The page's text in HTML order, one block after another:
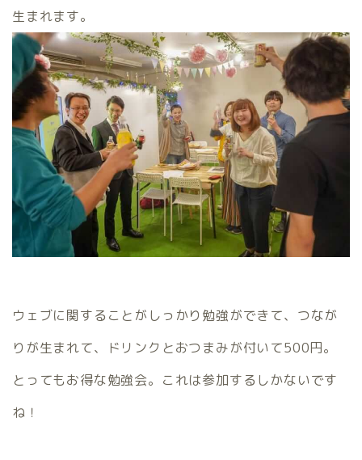
生まれます。
ウェブに関することがしっかり勉強ができて、つなが
りが生まれて、ドリンクとおつまみが付いて500円。
とってもお得な勉強会。これは参加するしかないです
ね！